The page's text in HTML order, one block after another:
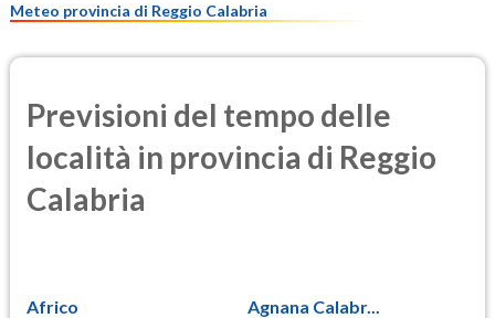
Meteo provincia di Reggio Calabria
Previsioni del tempo delle
località in provincia di Reggio
Calabria
Africo Agnana Calabr...